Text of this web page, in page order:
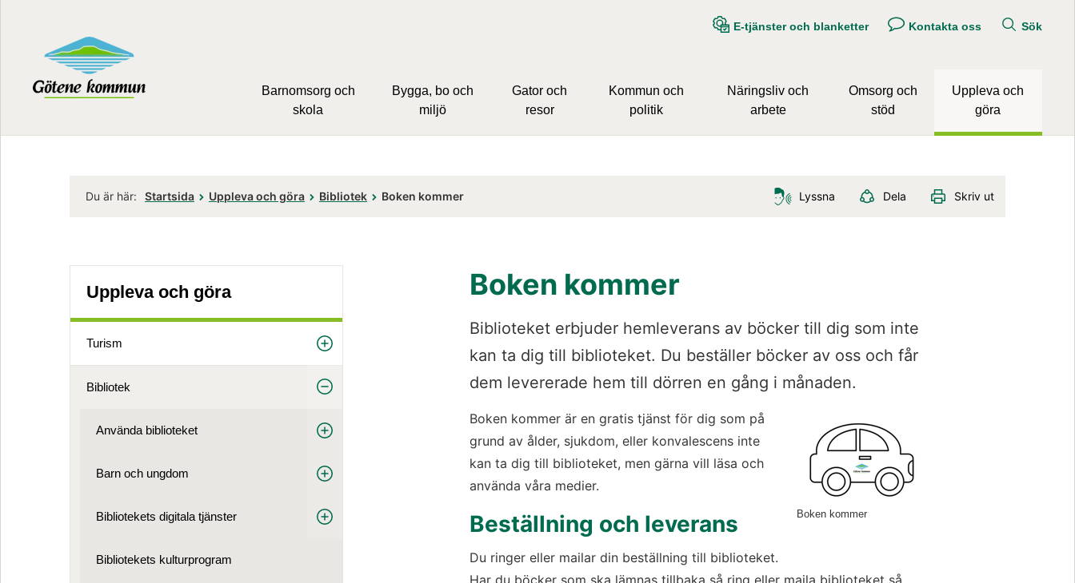
E-tjänster och blanketter Kontakta oss Sök
Barnomsorg och
skola
Bygga, bo och
miljö
Gator och
resor
Kommun och
politik
Näringsliv och
arbete
Omsorg och
stöd
Uppleva och
göra
Du är här: Startsida Uppleva och göra Bibliotek Boken kommer Lyssna Dela Skriv ut
Uppleva och göra
Turism
Bibliotek
Använda biblioteket
Barn och ungdom
Bibliotekets digitala tjänster
Bibliotekets kulturprogram
Boken kommer
Biblioteket erbjuder hemleverans av böcker till dig som inte
kan ta dig till biblioteket. Du beställer böcker av oss och får
dem levererade hem till dörren en gång i månaden.
Boken kommer
Boken kommer är en gratis tjänst för dig som på
grund av ålder, sjukdom, eller konvalescens inte
kan ta dig till biblioteket, men gärna vill läsa och
använda våra medier.
Beställning och leverans
Du ringer eller mailar din beställning till biblioteket.
Har du böcker som ska lämnas tillbaka så ring eller maila biblioteket så